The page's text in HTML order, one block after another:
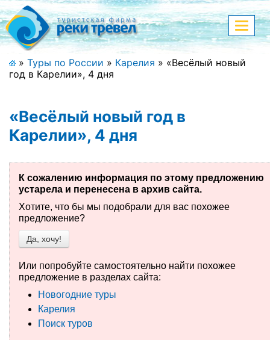
Меню
+7 (911) 182-44-68
Адрес офиса, контакты
Полная версия сайта
Главная
Спецпредложения
Праздничные туры
Страны и направления
Поиск тура
Туры по России
Автобусные туры
меню
» Туры по России » Карелия » «Весёлый новый
год в Карелии», 4 дня
«Весёлый новый год в
Карелии», 4 дня
К сожалению информация по этому предложению
устарела и перенесена в архив сайта.
Хотите, что бы мы подобрали для вас похожее
предложение?
Да, хочу!
Или попробуйте самостоятельно найти похожее
предложение в разделах сайта:
Новогодние туры
Карелия
Поиск туров